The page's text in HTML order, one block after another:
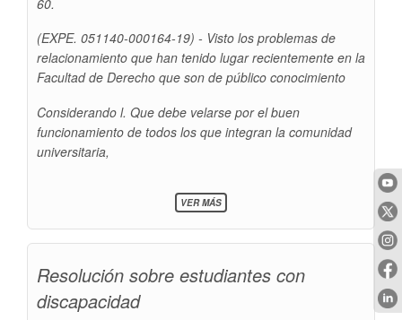
(EXPE. 051140-000164-19) - Visto los problemas de
relacionamiento que han tenido lugar recientemente en la
Facultad de Derecho que son de público conocimiento
Considerando l. Que debe velarse por el buen
funcionamiento de todos los que integran la comunidad
universitaria,
VER MÁSSOBRE
RESOLUCIÓN
DISCAPACIDAD
Resolución sobre estudiantes con
discapacidad